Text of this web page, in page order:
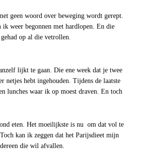
geen woord over beweging wordt gerept.
weer begonnen met hardlopen. En die
op al die vetrollen.
lijkt te gaan. Die ene week dat je twee
netjes hebt ingehouden. Tijdens de laatste
lunches waar ik op moest draven. En toch
eten. Het moeilijkste is nu om dat vol te
kan ik zeggen dat het Parijsdieet mijn
die wil afvallen.